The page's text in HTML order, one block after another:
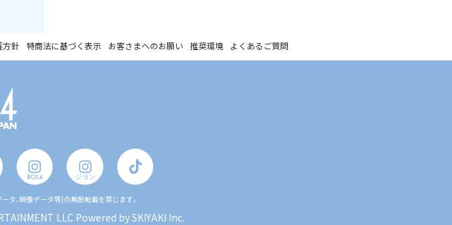
方針 特商法に基づく表示 お客さまへのお願い 推奨環境 よくあるご質問
BOL4 ジヨン
ータ、映像データ等)の無断転載を禁じます。
LLC Powered bySKIYAKI Inc.